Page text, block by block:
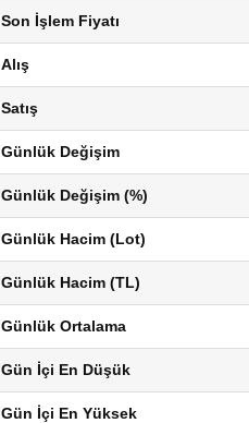
Son İşlem Fiyatı
Alış
Satış
Günlük Değişim
Günlük Değişim (%)
Günlük Hacim (Lot)
Günlük Hacim (TL)
Günlük Ortalama
Gün İçi En Düşük
Gün İçi En Yüksek